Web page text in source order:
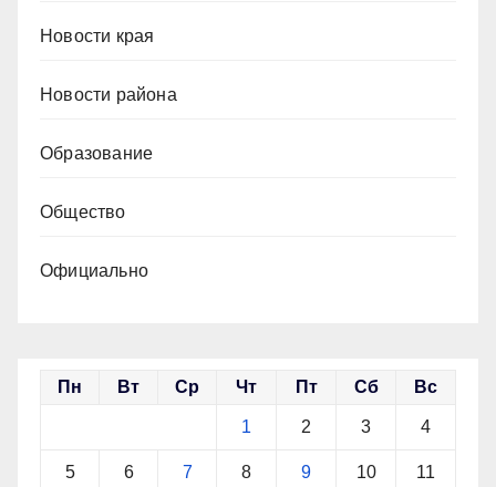
Новости края
Новости района
Образование
Общество
Официально
Пн Вт Ср Чт Пт Сб Вс
1 2 3 4
5 6 7 8 9 10 11